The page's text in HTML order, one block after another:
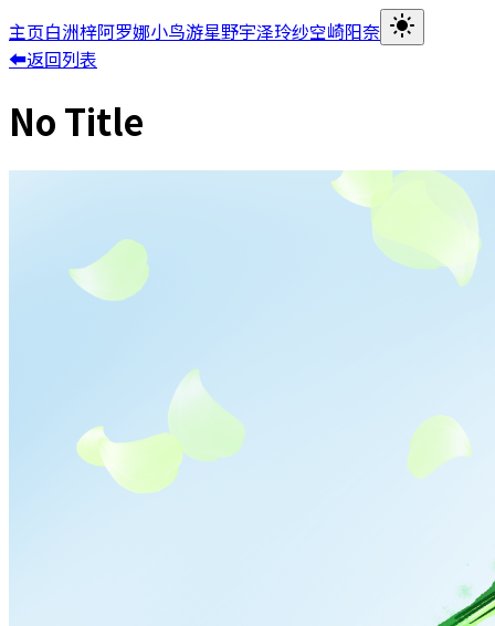
主页白洲梓阿罗娜小鸟游星野宇泽玲纱空崎阳奈
⬅返回列表
No Title